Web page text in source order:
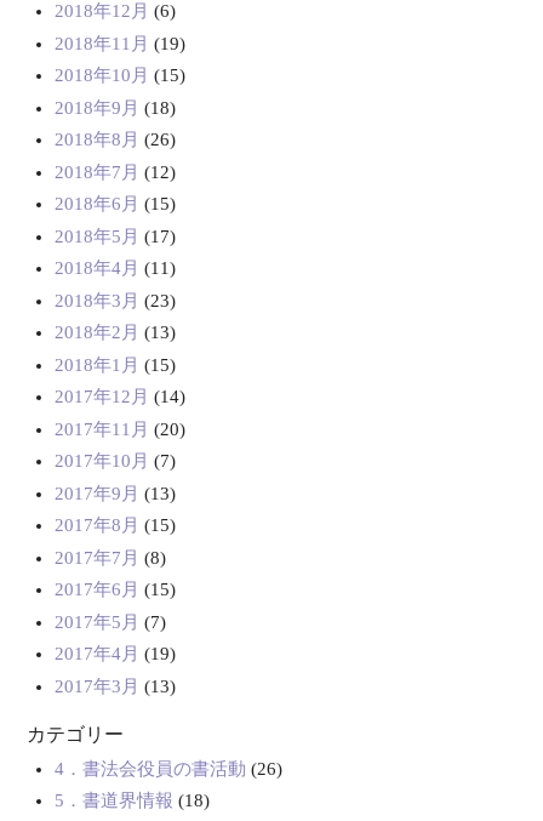
2018年12月 (6)
2018年11月 (19)
2018年10月 (15)
2018年9月 (18)
2018年8月 (26)
2018年7月 (12)
2018年6月 (15)
2018年5月 (17)
2018年4月 (11)
2018年3月 (23)
2018年2月 (13)
2018年1月 (15)
2017年12月 (14)
2017年11月 (20)
2017年10月 (7)
2017年9月 (13)
2017年8月 (15)
2017年7月 (8)
2017年6月 (15)
2017年5月 (7)
2017年4月 (19)
2017年3月 (13)
カテゴリー
4．書法会役員の書活動 (26)
5．書道界情報 (18)